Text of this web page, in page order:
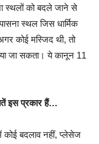
स्थलों को बदले जाने से
स्थल जिस धार्मिक
कोई मस्जिद थी, तो
जा सकता। ये कानून 11
इस प्रकार हैं…
कोई बदलाव नहीं, प्लेसेज